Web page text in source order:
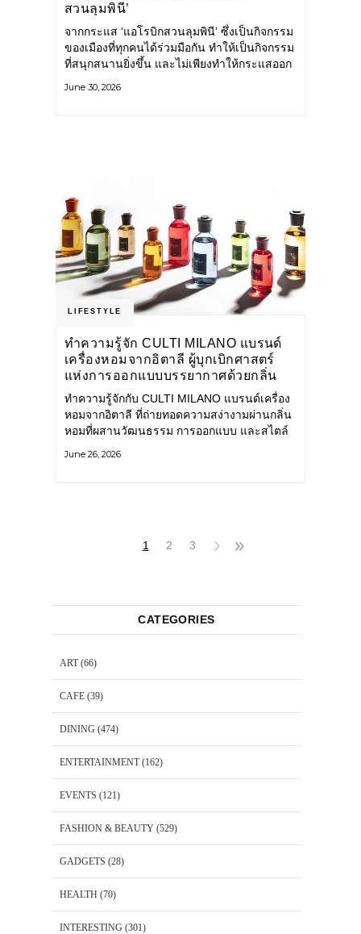
สวนลุมพินี’
จากกระแส ‘แอโรบิกสวนลุมพินี’ ซึ่งเป็นกิจกรรม
ของเมืองที่ทุกคนได้ร่วมมือกัน ทำให้เป็นกิจกรรม
ที่สนุกสนานยิ่งขึ้น และไม่เพียงทำให้กระแสออก
กระจายไปยังหลายพื้นที่ของประเทศที่อยากออก
June 30, 2026
LIFESTYLE
ทำความรู้จัก CULTI MILANO แบรนด์
เครื่องหอมจากอิตาลี ผู้บุกเบิกศาสตร์
แห่งการออกแบบบรรยากาศด้วยกลิ่น
หอม ผสานสไตล์อันโดดเด่นอย่างลงตัว
ทำความรู้จักกับ CULTI MILANO แบรนด์เครื่อง
หอมจากอิตาลี ที่ถ่ายทอดความสง่างามผ่านกลิ่น
หอมที่ผสานวัฒนธรรม การออกแบบ และสไตล์
แบรนด์เครื่องหอมระดับลักชัวรีดีไซน์เอกลักษณ์
June 26, 2026
1 2 3
CATEGORIES
ART(66)
CAFE (39)
DINING (474)
ENTERTAINMENT(162)
EVENTS (121)
FASHION & BEAUTY (529)
GADGETS (28)
HEALTH (70)
INTERESTING (301)